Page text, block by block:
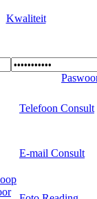
Kwaliteit
Telefoon Consult
E-mail Consult